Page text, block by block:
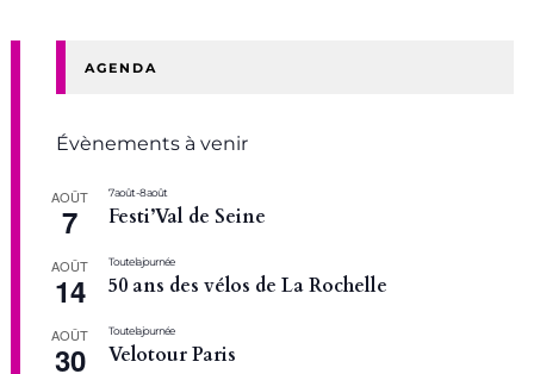
AGENDA
Évènements à venir
AOÛT
7
7 août-8 août
Festi’Val de Seine
AOÛT
14
Toute la journée
50 ans des vélos de La Rochelle
AOÛT
30
Toute la journée
Velotour Paris